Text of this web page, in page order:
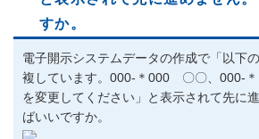
すか。
電子開示システムデータの作成で「以下
複しています。000-＊000 〇〇、000-
を変更してください」と表示されて先に
ばいいですか。